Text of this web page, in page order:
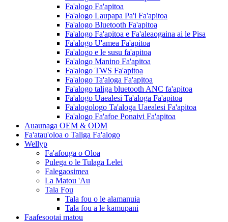
Fa'alogo Fa'apitoa
Fa'alogo Laupapa Pa'i Fa'apitoa
Fa'alogo Bluetooth Fa'apitoa
Fa'alogo Fa'apitoa e Fa'aleaogaina ai le Pisa
Fa'alogo U'amea Fa'apitoa
Fa'alogo e le susu fa'apitoa
Fa'alogo Manino Fa'apitoa
Fa'alogo TWS Fa'apitoa
Fa'alogo Ta'aloga Fa'apitoa
Fa'alogo taliga bluetooth ANC fa'apitoa
Fa'alogo Uaealesi Ta'aloga Fa'apitoa
Fa'alogologo Ta'aloga Uaealesi Fa'apitoa
Fa'alogo Fa'afoe Ponaivi Fa'apitoa
Auaunaga OEM & ODM
Fa'atau'oloa o Taliga Fa'alogo
Wellyp
Fa'afouga o Oloa
Pulega o le Tulaga Lelei
Falegaosimea
La Matou 'Au
Tala Fou
Tala fou o le alamanuia
Tala fou a le kamupani
Faafesootai matou